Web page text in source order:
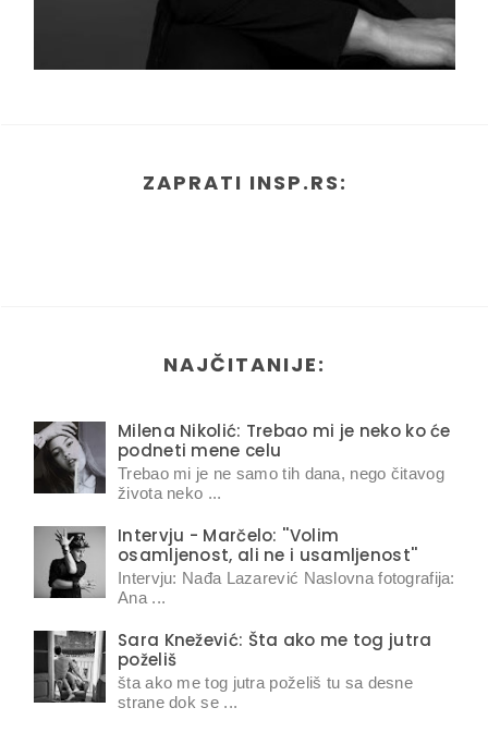
ZAPRATI INSP.RS:
NAJČITANIJE:
Milena Nikolić: Trebao mi je neko ko će
podneti mene celu
Trebao mi je ne samo tih dana, nego čitavog
života neko ...
Intervju - Marčelo: ''Volim
osamljenost, ali ne i usamljenost''
Intervju: Nađa Lazarević Naslovna fotografija:
Ana ...
Sara Knežević: Šta ako me tog jutra
poželiš
šta ako me tog jutra poželiš tu sa desne
strane dok se ...